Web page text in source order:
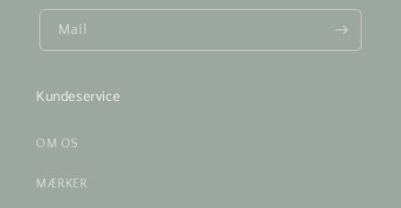
Mail
Kundeservice
OM OS
MÆRKER